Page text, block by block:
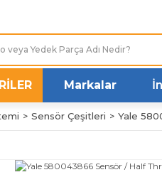
Markalar
Sensör Çeşitleri Yale